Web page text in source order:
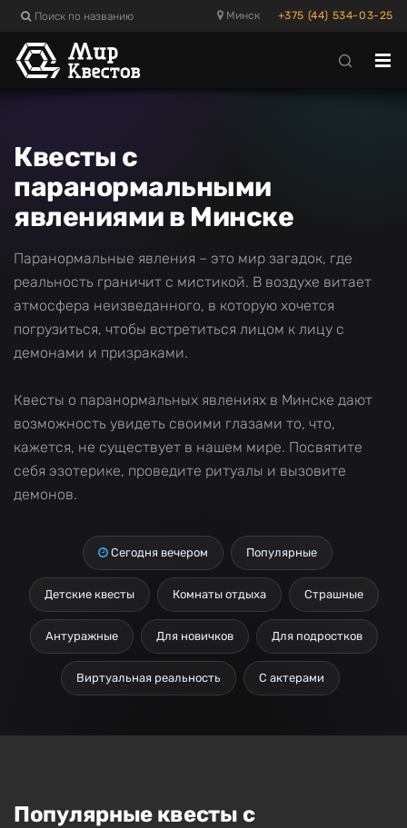
Минск
Поиск по названию +375 (44) 534-03-25
Квесты с
паранормальными
явлениями в Минске
Паранормальные явления – это мир загадок, где
реальность граничит с мистикой. В воздухе витает
атмосфера неизведанного, в которую хочется
погрузиться, чтобы встретиться лицом к лицу с
демонами и призраками.
Квесты о паранормальных явлениях в Минске дают
возможность увидеть своими глазами то, что,
кажется, не существует в нашем мире. Посвятите
себя эзотерике, проведите ритуалы и вызовите
демонов.
Сегодня вечером Популярные
Детские квесты Комнаты отдыха Страшные
Антуражные Для новичков Для подростков
Виртуальная реальность С актерами
Популярные квесты с